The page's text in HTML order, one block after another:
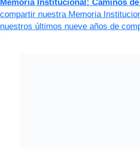
Memoria Institucional: Caminos
compartir nuestra Memoria
nuestros últimos nueve años de